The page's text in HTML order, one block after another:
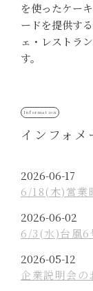
を使ったケー
ードを提供す
ェ・レストラ
す。
インフォメ
P
o
t
e
d
o
2026-06-17
6/18(木)営業
P
o
t
e
2026-06-02
6/3(水)台風6
P
o
2026-05-12
企業説明会の